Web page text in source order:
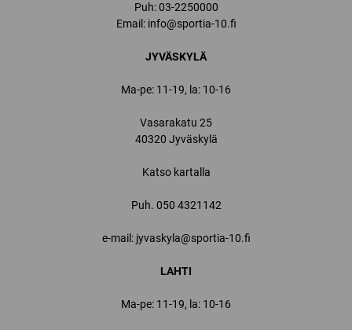
Puh:03-2250000
Email: info@sportia-10.fi
JYVÄSKYLÄ
Ma-pe: 11-19, la: 10-16
Vasarakatu 25
40320 Jyväskylä
Katso kartalla
Puh. 050 4321142
e-mail: jyvaskyla@sportia-10.fi
LAHTI
Ma-pe: 11-19, la: 10-16